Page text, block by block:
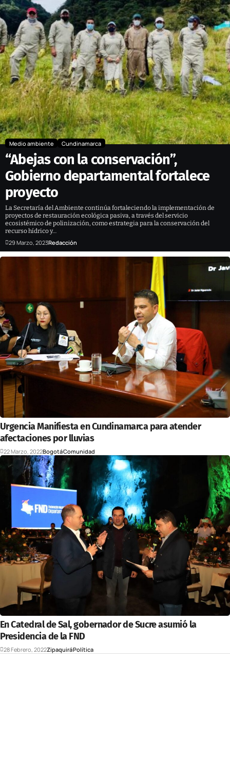
Medio ambiente Cundinamarca
“Abejas con la conservación”,
Gobierno departamental fortalece
proyecto
La Secretaría del Ambiente continúa fortaleciendo la implementación de
proyectos de restauración ecológica pasiva, a través del servicio
ecosistémico de polinización, como estrategia para la conservación del
recurso hídrico y…
29 Marzo, 2023Redacción
Urgencia Manifiesta en Cundinamarca para atender
afectaciones por lluvias
22 Marzo, 2022BogotáComunidad
En Catedral de Sal, gobernador de Sucre asumió la
Presidencia de la FND
28 Febrero, 2022ZipaquiráPolítica